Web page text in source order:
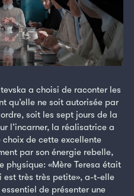
a choisi de raconter les
qu’elle ne soit autorisée par
soit les sept jours de la
l’incarner, la réalisatrice a
de cette excellente
par son énergie rebelle,
physique: «Mère Teresa était
très très petite», a-t-elle
de présenter une